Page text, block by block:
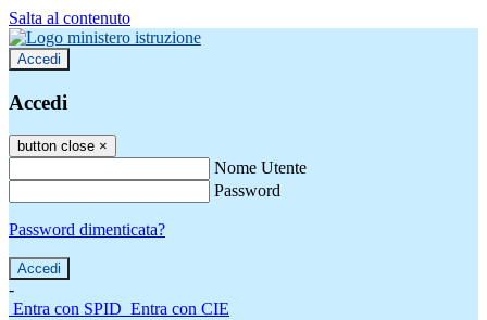
Salta al contenuto
Accedi
Accedi
button close ×
Nome Utente
Password
Password dimenticata?
-
Entra con SPID Entra con CIE